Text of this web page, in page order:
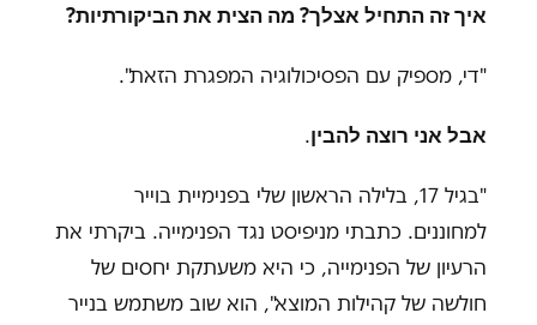
איך זה התחיל אצלך? מה הצית את הביקורתיות?
"די, מספיק עם הפסיכולוגיה המפגרת הזאת".
אבל אני רוצה להבין.
"
בגיל 17, בלילה הראשון שלי בפנימיית בוייר
למחוננים. כתבתי מניפיסט נגד הפנימייה. ביקרתי את
הרעיון של הפנימייה, כי היא משעתקת יחסים של
חולשה של קהילות המוצא", הוא שוב משתמש בנייר